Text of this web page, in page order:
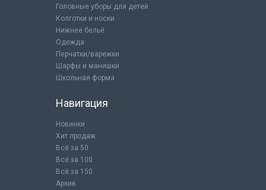
Головные уборы для детей
Колготки и носки
Нижнее бельё
Одежда
Перчатки/варежки
Шарфы и манишки
Школьная форма
Навигация
Новинки
Хит продаж
Всё за 50
Всё за 100
Всё за 150
Архив